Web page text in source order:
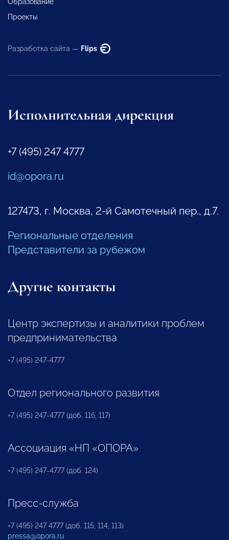
Проекты
Разработка сайта — Flips
Исполнительная дирекция
+7 (495) 247 4777
id@opora.ru
127473, г. Москва, 2-й Самотечный пер., д.7.
Региональные отделения
Представители за рубежом
Другие контакты
Центр экспертизы и аналитики проблем
предпринимательства
+7 (495) 247-4777
Отдел регионального развития
+7 (495) 247-4777 (доб. 116, 117)
Ассоциация «НП «ОПОРА»
+7 (495) 247-4777 (доб. 124)
Пресс-служба
+7 (495) 247 4777 (доб. 115, 114, 113)
pressa@opora.ru